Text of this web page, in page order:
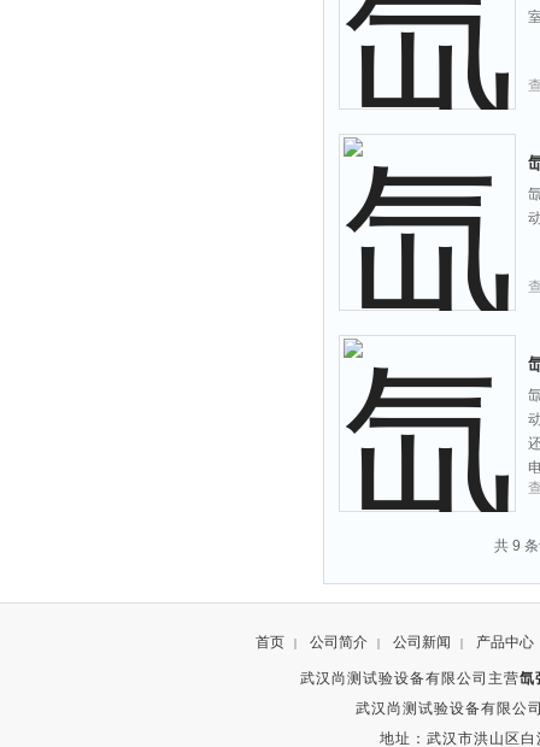
共 9
首页 | 公司简介 | 公司新闻 | 产品中心
武汉尚测试验设备有限公司主营氙
武汉尚测试验设备有限公
地址：武汉市洪山区